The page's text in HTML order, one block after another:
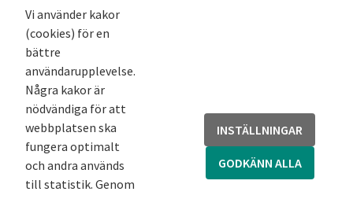
Nyhetsbrev
Andra webbplatser
Arkivsök
Fornsök
Fornreg
Bebyggelseregistret
Runor
Kringla
Vi använder kakor
(cookies) för en
bättre
användarupplevelse.
Några kakor är
nödvändiga för att
webbplatsen ska
fungera optimalt
och andra används
till statistik. Genom
INSTÄLLNINGAR
GODKÄNN ALLA